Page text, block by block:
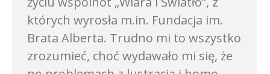
których wyrosła m.in. Fundacja im.
Brata Alberta. Trudno mi to wszystko
zrozumieć, choć wydawało mi się, że